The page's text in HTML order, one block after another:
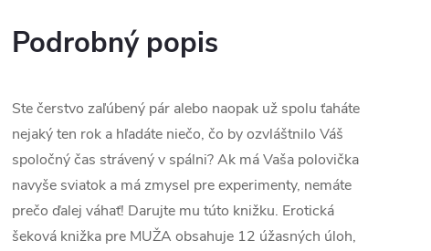
Podrobný popis
Ste čerstvo zaľúbený pár alebo naopak už spolu ťaháte
nejaký ten rok a hľadáte niečo, čo by ozvláštnilo Váš
spoločný čas strávený v spálni? Ak má Vaša polovička
navyše sviatok a má zmysel pre experimenty, nemáte
prečo ďalej váhať! Darujte mu túto knižku. Erotická
šeková knižka pre MUŽA obsahuje 12 úžasných úloh,